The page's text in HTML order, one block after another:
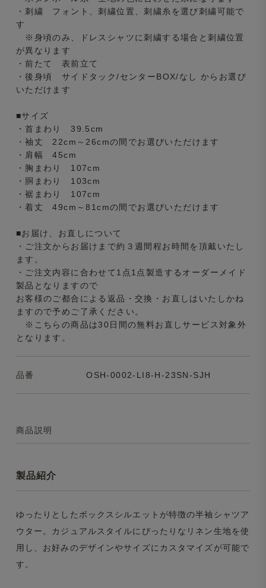
・刺繍 フォント、刺繍位置、刺繍糸を選び刺繍可能で
す
※身頃のみ、ドレスシャツに刺繍する場合と刺繍位置
が異なります
・前たて 表前立て
・後身頃 サイドタック/センターBOX/なし からお選び
いただけます
■サイズ
・首まわり 39.5cm
・袖丈 22cm～26cmの間でお選びいただけます
・肩幅 45cm
・胸まわり 107cm
・胴まわり 103cm
・裾まわり 107cm
・着丈 49cm～81cmの間でお選びいただけます
■お届け、お直しについて
・ご注文からお届けまで約３週間程お時間を頂戴いたし
ます。
・ご注文内容に合わせて1点1点製造するオーダーメイド
製品となりますので
お客様のご都合による返品・交換・お直しはいたしかね
ますので予めご了承ください。
※こちらの商品は30日間の無料お直しサービス対象外
となります。
品番 OSH-0002-LI8-H-23SN-SJH
商品説明
製品紹介
ゆったりとしたボックスシルエットが特徴の半袖シャツア
ウター。カジュアルスタイルにぴったりなリネン生地を使
用し、お好みのデザインやサイズにカスタマイズが可能で
す。